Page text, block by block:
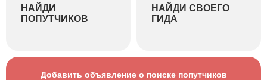
НАЙДИ
ПОПУТЧИКОВ
НАЙДИ СВОЕГО
ГИДА
Добавить объявление о поиске попутчиков